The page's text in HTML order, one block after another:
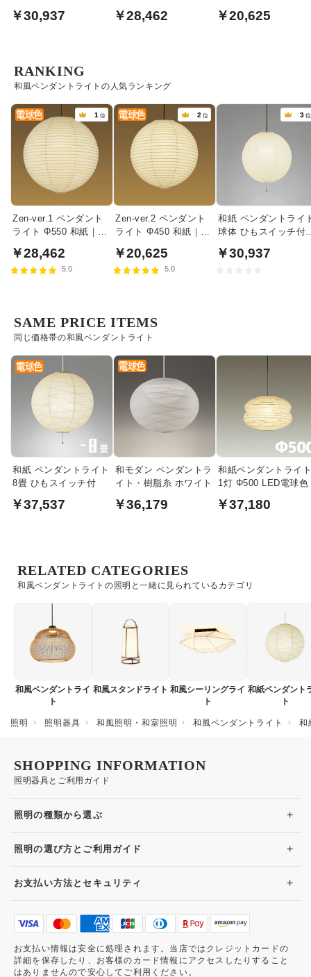
￥30,937 ￥28,462 ￥20,625
和風ペンダントライトの人気ランキング
RANKING
1 位
Zen-ver.1 ペンダント
ライト Φ550 和紙｜
￥28,462
5.0
2 位
Zen-ver.2 ペンダント
ライト Φ450 和紙｜
￥20,625
5.0
3 位
和紙 ペンダントライ
球体 ひもスイッチ付 |
￥30,937
同じ価格帯の和風ペンダントライト
SAME PRICE ITEMS
和紙 ペンダントライト
8畳 ひもスイッチ付
￥37,537
和モダン ペンダントラ
イト・樹脂糸 ホワイト
￥36,179
和紙ペンダントライ
1灯 Φ500 LED電球色
￥37,180
和風ペンダントライトの照明と一緒に見られているカテゴリ
RELATED CATEGORIES
和風ペンダントライ
ト
和風スタンドライト 和風シーリングライ
ト
和紙ペンダント
ト
照明 照明器具 和風照明・和室照明 和風ペンダントライト 和
照明器具とご利用ガイド
SHOPPING INFORMATION
照明の種類から選ぶ +
照明の選び方とご利用ガイド +
お支払い方法とセキュリティ +
お支払い情報は安全に処理されます。当店ではクレジットカードの
詳細を保存したり、お客様のカード情報にアクセスしたりすること
はありませんので安心してご利用ください。